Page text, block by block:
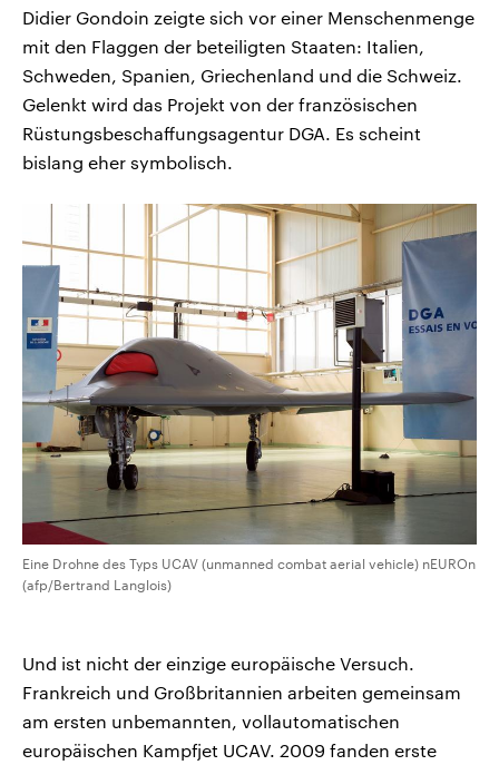
Didier Gondoin zeigte sich vor einer Menschenmenge
mit den Flaggen der beteiligten Staaten: Italien,
Schweden, Spanien, Griechenland und die Schweiz.
Gelenkt wird das Projekt von der französischen
Rüstungsbeschaffungsagentur DGA. Es scheint
bislang eher symbolisch.
Eine Drohne des Typs UCAV (unmanned combat aerial vehicle) nEUROn
(afp/Bertrand Langlois)
Und ist nicht der einzige europäische Versuch.
Frankreich und Großbritannien arbeiten gemeinsam
am ersten unbemannten, vollautomatischen
europäischen Kampfjet UCAV. 2009 fanden erste